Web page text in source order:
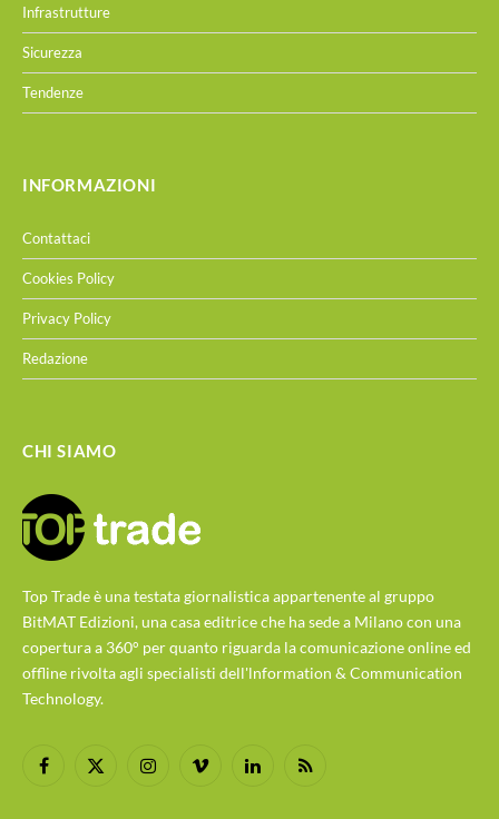
Infrastrutture
Sicurezza
Tendenze
INFORMAZIONI
Contattaci
Cookies Policy
Privacy Policy
Redazione
CHI SIAMO
Top Trade è una testata giornalistica appartenente al gruppo
BitMAT Edizioni, una casa editrice che ha sede a Milano con una
copertura a 360° per quanto riguarda la comunicazione online ed
offline rivolta agli specialisti dell'lnformation & Communication
Technology.
Facebook
X
InstagramVimeo LinkedInRSS